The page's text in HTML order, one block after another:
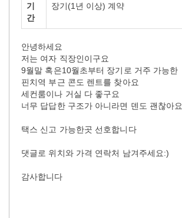
기
간
장기(1년 이상) 계약
안녕하세요
저는 여자 직장인이구요
9월말 혹은10월초부터 장기로 거주 가능한
핀치역 부근 콘도 렌트를 찾아요
세컨룸이나 거실 다 좋구요
너무 답답한 구조가 아니라면 덴도 괜찮아요
택스 신고 가능한곳 선호합니다
댓글로 위치와 가격 연락처 남겨주세요:)
감사합니다